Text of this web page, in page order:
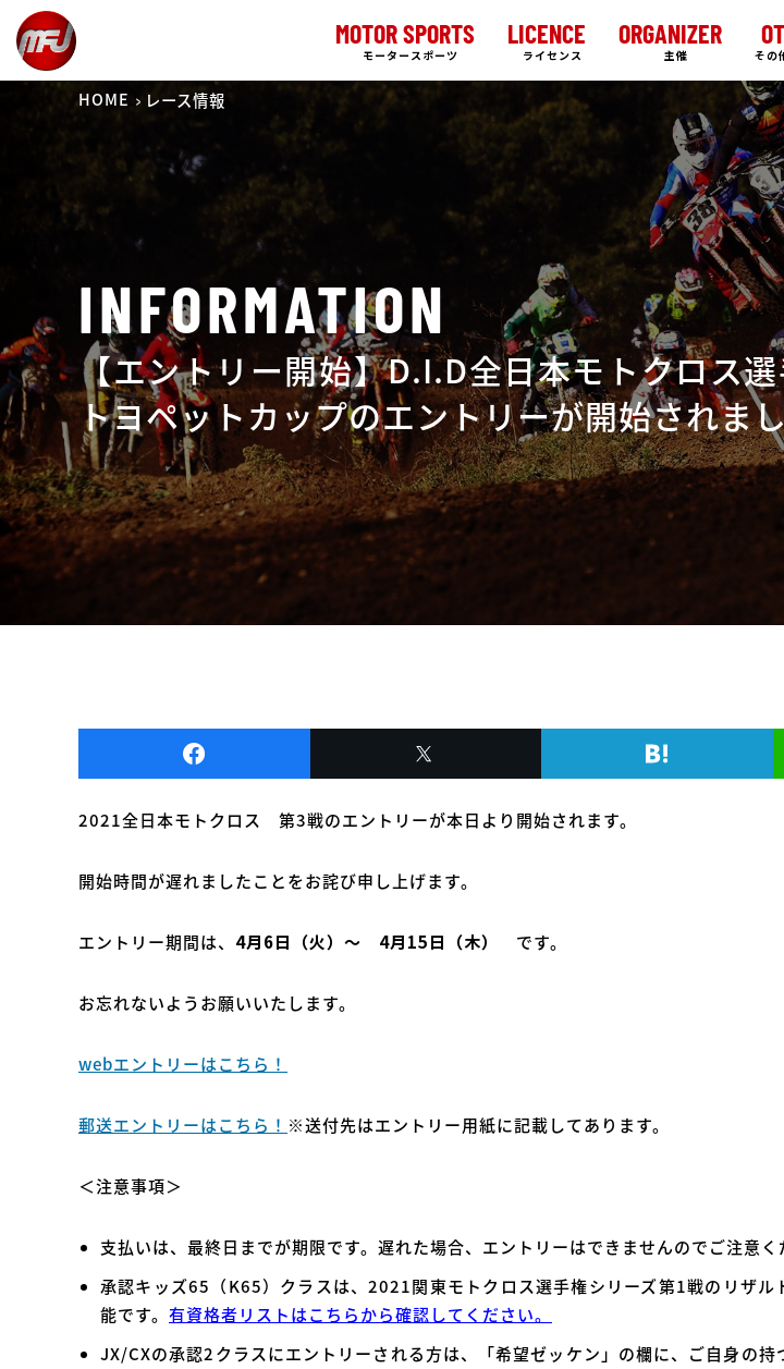
MOTOR SPORTS
モータースポーツ
LICENCE
ライセンス
ORGANIZER
主催 その
HOME レース情報
INFORMATION
【エントリー開始】D.I.D全日本モトクロス
トヨペットカップのエントリーが開始されま
2021全日本モトクロス 第3戦のエントリーが本日より開始されます。
開始時間が遅れましたことをお詫び申し上げます。
エントリー期間は、 4月6日（火）～ 4月15日（木） です。
お忘れないようお願いいたします。
webエントリーはこちら！
郵送エントリーはこちら！ ※送付先はエントリー用紙に記載してあります。
＜注意事項＞
支払いは、最終日までが期限です。遅れた場合、エントリーはできませんのでご注意く
承認キッズ65（K65）クラスは、2021関東モトクロス選手権シリーズ第1戦のリザル
能です。 有資格者リストはこちらから確認してください。
JX/CXの承認2クラスにエントリーされる方は、「希望ゼッケン」の欄に、ご自身の持